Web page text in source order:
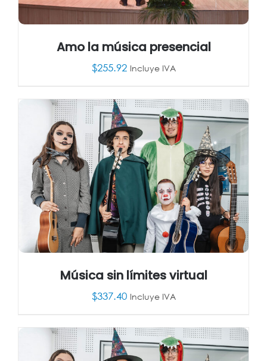
AÑADIR AL CARRITO / DETALLES
Amo la música presencial
$255.92 Incluye IVA
AÑADIR AL CARRITO / DETALLES
Música sin límites virtual
$337.40 Incluye IVA